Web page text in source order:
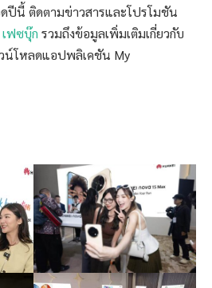
ปีนี้ ติดตามข่าวสารและโปรโมชัน
เฟซบุ๊ก รวมถึงข้อมูลเพิ่มเติมเกี่ยวกับ
น์โหลดแอปพลิเคชัน My